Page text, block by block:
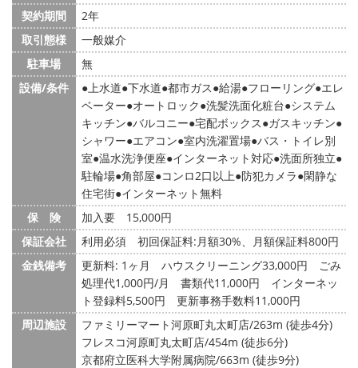
契約期間
2年
取引態様
一般媒介
駐車場
無
設備/条件
上水道 下水道 都市ガス 給湯 フローリング エレ
ベーター オートロック 洗髪洗面化粧台 システム
キッチン バルコニー 宅配ボックス ガスキッチン
シャワー エアコン 室内洗濯置場 バス・トイレ別
室 温水洗浄便座 インターネット対応 洗面所独立
駐輪場 角部屋 コンロ2口以上 防犯カメラ 閑静な
住宅街 インターネット無料
保 険
加入要 15,000円
保証会社
利用必須 初回保証料:月額30%、月額保証料800円
金銭備考
更新料: 1ヶ月
ハウスクリーニング33,000円 ごみ
処理代1,000円/月 書類代11,000円 インターネッ
ト登録料5,500円 更新事務手数料11,000円
周辺施設
ファミリーマート河原町丸太町店/263m (徒歩4分)
フレスコ河原町丸太町店/454m (徒歩6分)
京都府立医科大学附属病院/663m (徒歩9分)